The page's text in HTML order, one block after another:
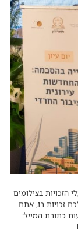
הזכויות בצילומים
זכויות בו, אתם
כתובת המייל: